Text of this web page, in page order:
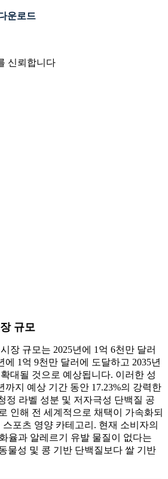
운로드
신뢰합니다
규모
장 규모는 2025년에 1억 6천만 달러
에 1억 9천만 달러에 도달하고 2035년
대될 것으로 예상됩니다. 이러한 성
까지 예상 기간 동안 17.23%의 강력한
정 라벨 성분 및 저자극성 단백질 공
인해 전 세계적으로 채택이 가속화되
포츠 영양 카테고리. 현재 소비자의
율과 알레르기 유발 물질이 없다는
물성 및 콩 기반 단백질보다 쌀 기반